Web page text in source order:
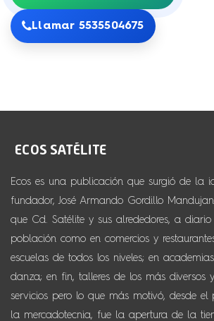
Llamar 5535504675
Ecos es una publicación que surgió de la
fundador, José Armando Gordillo
que Cd. Satélite y sus alrededores, a
población como en comercios y
escuelas de todos los niveles; en
danza; en fin, talleres de los más diversos
servicios pero lo que más motivó, desde
la mercadotecnia, fue la apertura de la